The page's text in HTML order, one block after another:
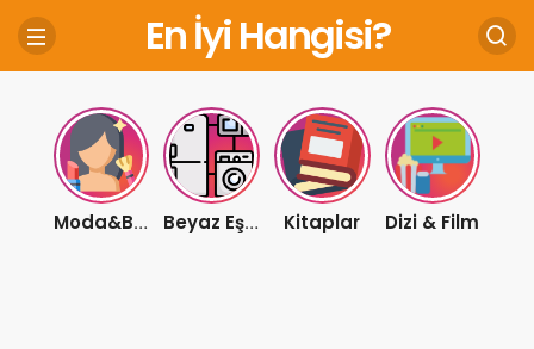
En İyi Hangisi?
Moda&Bakım Beyaz Eşya Kitaplar Dizi & Film